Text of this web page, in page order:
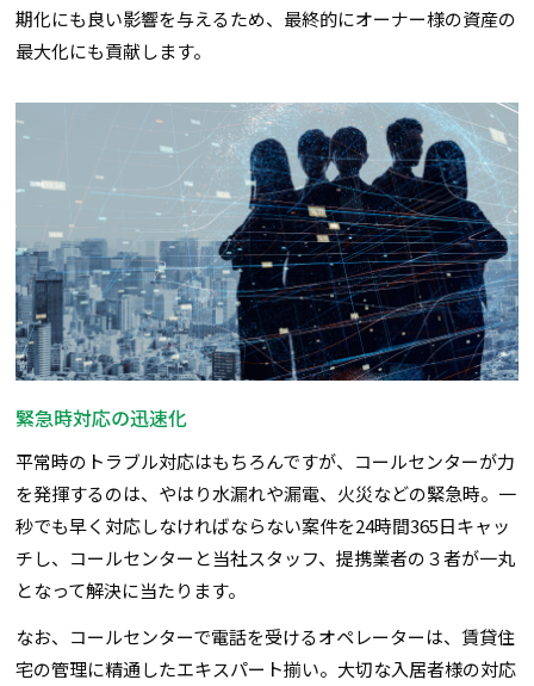
期化にも良い影響を与えるため、最終的にオーナー様の資産の
最大化にも貢献します。
緊急時対応の迅速化
平常時のトラブル対応はもちろんですが、コールセンターが力
を発揮するのは、やはり水漏れや漏電、火災などの緊急時。一
秒でも早く対応しなければならない案件を24時間365日キャッ
チし、コールセンターと当社スタッフ、提携業者の３者が一丸
となって解決に当たります。
なお、コールセンターで電話を受けるオペレーターは、賃貸住
宅の管理に精通したエキスパート揃い。大切な入居者様の対応